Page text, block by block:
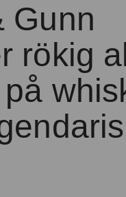
Gunn
rökig